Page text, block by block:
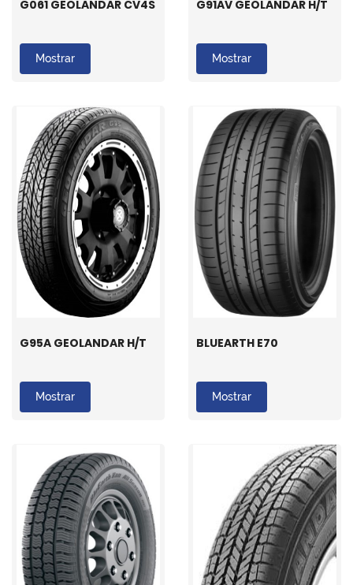
G061 GEOLANDAR CV4S
Mostrar
G91AV GEOLANDAR H/T
Mostrar
G95A GEOLANDAR H/T
Mostrar
BLUEARTH E70
Mostrar